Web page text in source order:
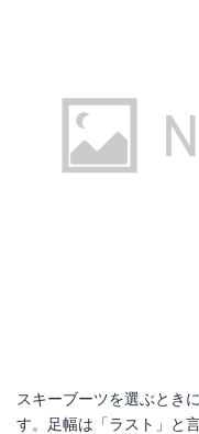
スキーブーツを選ぶとき
す。足幅は「ラスト」と